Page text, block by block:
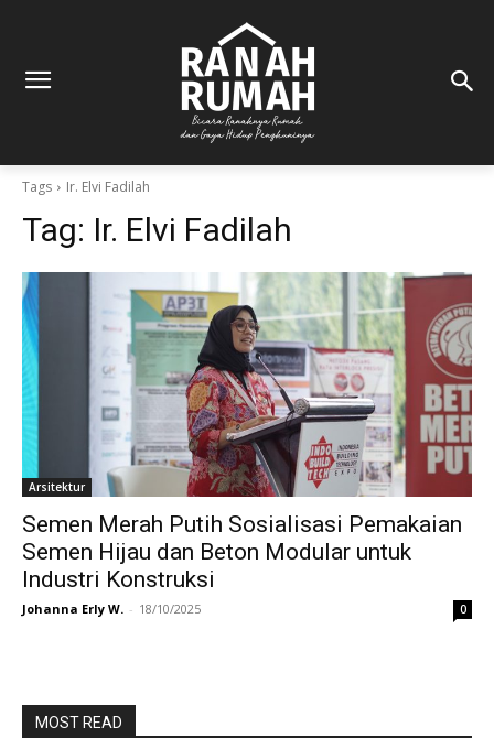
Tags Ir. Elvi Fadilah
Tag: Ir. Elvi Fadilah
Arsitektur
Semen Merah Putih Sosialisasi Pemakaian
Semen Hijau dan Beton Modular untuk
Industri Konstruksi
Johanna Erly W. - 18/10/2025 0
MOST READ